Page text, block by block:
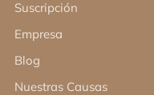
Suscripción
Empresa
Blog
Nuestras Causas